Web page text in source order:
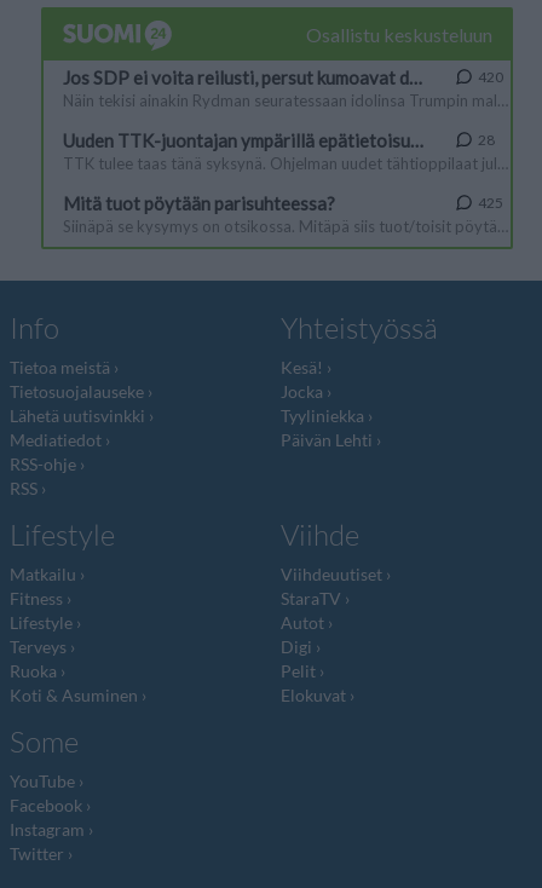
Info
Tietoa meistä
Tietosuojalauseke
Lähetä uutisvinkki
Mediatiedot
RSS-ohje
RSS
Yhteistyössä
Kesä!
Jocka
Tyyliniekka
Päivän Lehti
Lifestyle
Matkailu
Fitness
Lifestyle
Terveys
Ruoka
Koti & Asuminen
Viihde
Viihdeuutiset
StaraTV
Autot
Digi
Pelit
Elokuvat
Some
YouTube
Facebook
Instagram
Twitter